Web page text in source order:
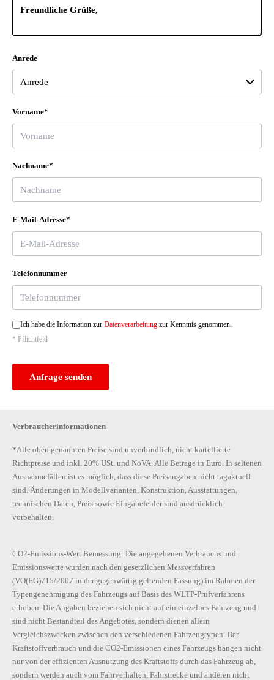
Anrede
Vorname*
Nachname*
E-Mail-Adresse*
Telefonnummer
Ich habe die Information zur Datenverarbeitung zur Kenntnis genommen.
* Pflichtfeld
Anfrage senden
Verbraucherinformationen
*Alle oben genannten Preise sind unverbindlich, nicht kartellierte
Richtpreise und inkl. 20% USt. und NoVA. Alle Beträge in Euro. In seltenen
Ausnahmefällen ist es möglich, dass diese Preisangaben nicht tagaktuell
sind. Änderungen in Modellvarianten, Konstruktion, Ausstattungen,
technischen Daten, Preis sowie Eingabefehler sind ausdrücklich
vorbehalten.
CO2-Emissions-Wert Bemessung: Die angegebenen Verbrauchs und
Emissionswerte wurden nach den gesetzlichen Messverfahren
(VO(EG)715/2007 in der gegenwärtig geltenden Fassung) im Rahmen der
Typengenehmigung des Fahrzeugs auf Basis des WLTP-Prüfverfahrens
erhoben. Die Angaben beziehen sich nicht auf ein einzelnes Fahrzeug und
sind nicht Bestandteil des Angebotes, sondern dienen allein
Vergleichszwecken zwischen den verschiedenen Fahrzeugtypen. Der
Kraftstoffverbrauch und die CO2-Emissionen eines Fahrzeugs hängen nicht
nur von der effizienten Ausnutzung des Kraftstoffs durch das Fahrzeug ab,
sondern werden auch vom Fahrverhalten, Fahrstrecke und anderen nicht